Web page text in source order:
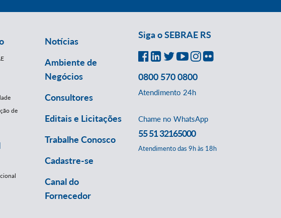
de
Notícias
Ambiente de
Negócios
Consultores
Editais e Licitações
Trabalhe Conosco
Cadastre-se
Canal do
Fornecedor
Siga o SEBRAE RS
0800 570 0800
Atendimento 24h
Chame no WhatsApp
55 51 32165000
Atendimento das 9h às 18h